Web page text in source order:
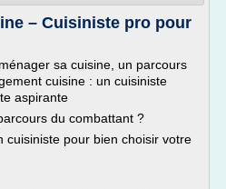
– Cuisiniste pro pour
sa cuisine, un parcours
cuisine : un cuisiniste
aspirante
du combattant ?
cuisiniste pour bien choisir votre